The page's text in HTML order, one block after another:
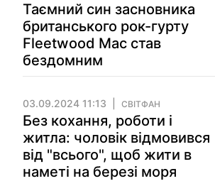
Таємний син засновника
британського рок-гурту
Fleetwood Mac став
бездомним
03.09.2024 11:13 СВІТФАН
Без кохання, роботи і
житла: чоловік відмовився
від "всього", щоб жити в
наметі на березі моря